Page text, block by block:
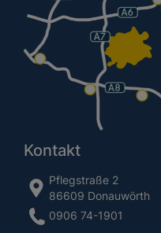
Kontakt
Pflegstraße 2
86609 Donauwörth
0906 74-1901